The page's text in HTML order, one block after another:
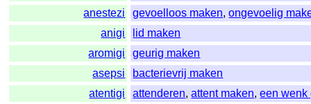
anestezi
gevoelloos maken,ongevoelig
anigi
lid maken
aromigi
geurig maken
asepsi
bacterievrij maken
atentigi
attenderen,attent maken,een wenk